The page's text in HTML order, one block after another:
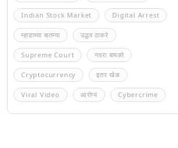
Indian Stock Market Digital Arrest
म्हाडाच्या बातम्या उद्धव ठाकरे
Supreme Court नवरा बायको
Cryptocurrency इतर खेळ
Viral Video आरोग्य Cybercrime